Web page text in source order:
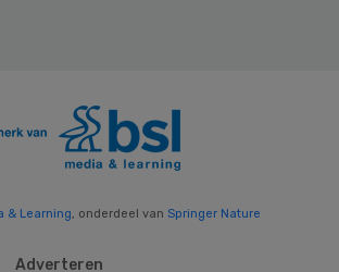
& Learning, onderdeel van Springer Nature
Adverteren